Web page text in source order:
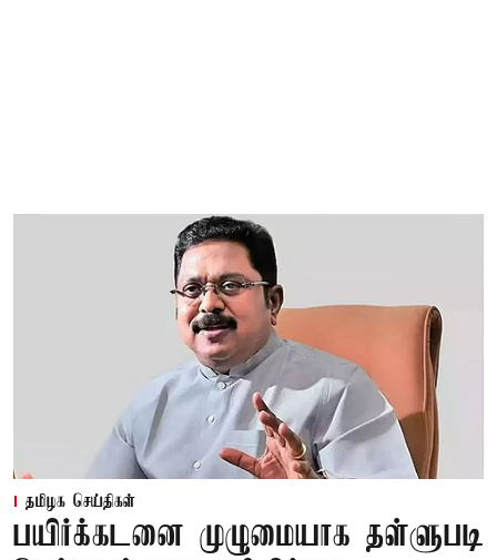
தமிழக செய்திகள்
பயிர்க்கடனை முழுமையாக தள்ளுபடி